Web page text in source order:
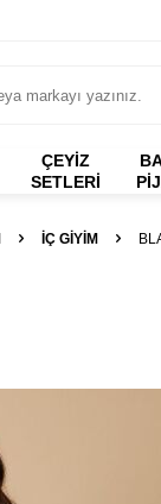
ÇEYİZ
SETLERİ
İÇ GIYIM